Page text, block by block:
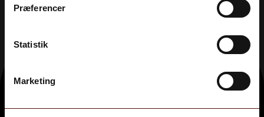
Præferencer
Statistik
MarketingFølg med på Facebook & Instagram